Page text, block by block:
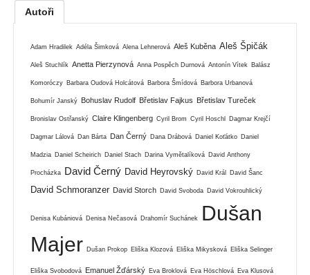
Autoři
Adam Hradilek Adéla Šimková Alena Lehnerová Aleš Kuběna Aleš Špičák
Aleš Stuchlík Anetta Pierzynová Anna Pospěch Durnová Antonín Vítek Balász
Komoróczy Barbara Oudová Holcátová Barbora Šmídová Barbora Urbanová
Bohumír Janský Bohuslav Rudolf Břetislav Fajkus Břetislav Tureček
Bronislav Ostřanský Claire Klingenberg Cyril Brom Cyril Hoschl Dagmar Krejčí
Dagmar Lálová Dan Bárta Dan Černý Dana Drábová Daniel Koťátko Daniel
Madzia Daniel Scheirich Daniel Stach Darina Vymětalíková David Anthony
Procházka David Černý David Heyrovský David Král David Šanc
David Schmoranzer David Storch David Svoboda David Vokrouhlický
Denisa Kubániová Denisa Nečasová Drahomír Suchánek
Dušan
Majer Dušan Prokop Eliška Klozová Eliška Mikysková Eliška Selinger
Eliška Svobodová Emanuel Žďárský Eva Broklová Eva Höschlová Eva Klusová